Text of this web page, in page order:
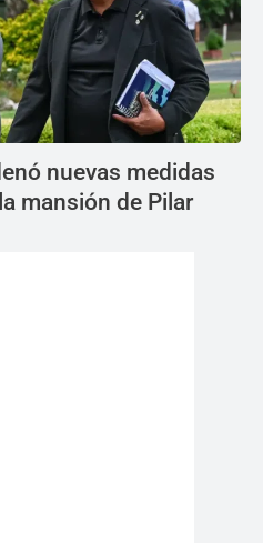
nuevas medidas
mansión de Pilar